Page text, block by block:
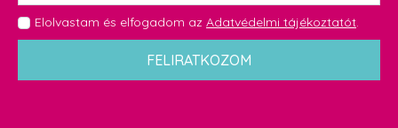
GDPR
*
Elolvastam és elfogadom az Adatvédelmi tájékoztatót.
FELIRATKOZOM